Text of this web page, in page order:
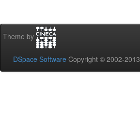
Theme by
DSpace Software Copyright © 2002-2013